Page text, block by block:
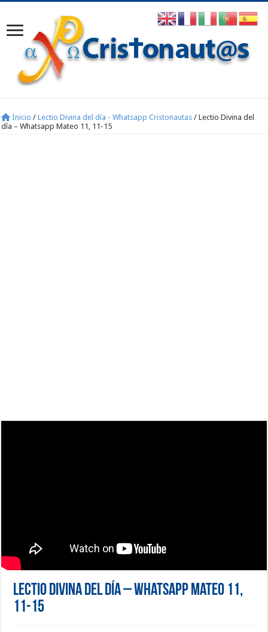
Inicio / Lectio Divina del día - Whatsapp Cristonautas / Lectio Divina del
día – Whatsapp Mateo 11, 11-15
Lectio Divina del día – Whatsapp Mateo 11,
11-15